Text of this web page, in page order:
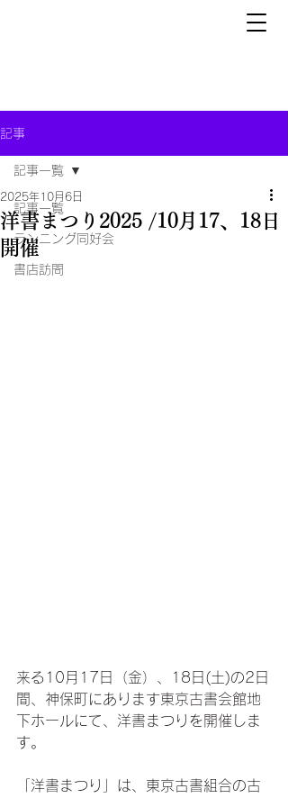
記事
記事一覧
ランニング同好会
書店訪問
記事一覧
洋書まつり2025 /10月17、18日
開催
2025年10月6日
来る10月17日（金）、18日(土)の2日
間、神保町にあります東京古書会館地
下ホールにて、洋書まつりを開催しま
す。
「洋書まつり」は、東京古書組合の古